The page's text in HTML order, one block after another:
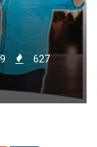
627